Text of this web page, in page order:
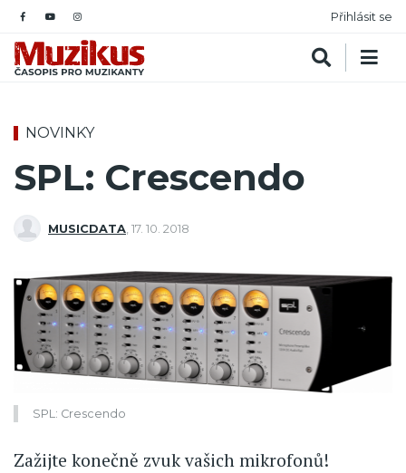
Přihlásit se
NOVINKY
SPL: Crescendo
MUSICDATA 17. 10. 2018
SPL: Crescendo
Zažijte konečně zvuk vašich mikrofonů!